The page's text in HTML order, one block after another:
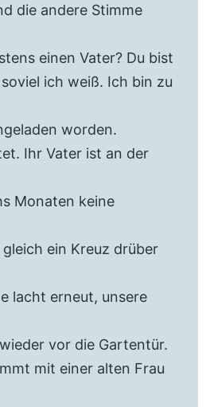
die andere Stimme
einen Vater? Du bist
ich weiß. Ich bin zu
worden.
Ihr Vater ist an der
Monaten keine
ein Kreuz drüber
lacht erneut, unsere
vor die Gartentür.
mit einer alten Frau